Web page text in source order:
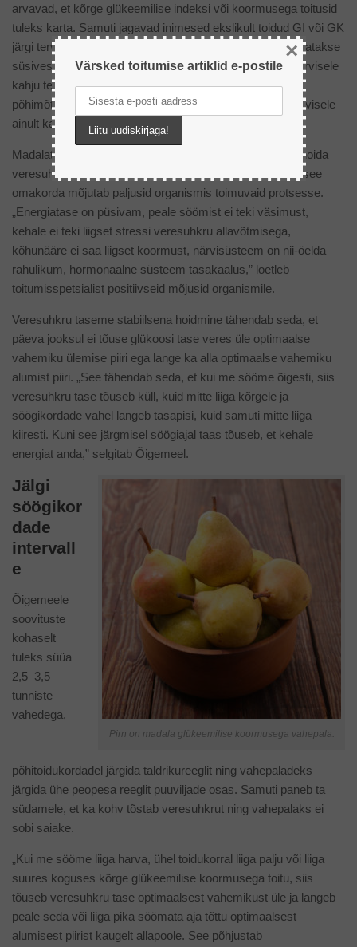
arvavad, et kõrge glükeemilise indeksi või koormusega toitusid
tuleks karta. Samuti jagavad inimesed ekslikult toidud GI või GK
järgi tervislikeks ja kahjulikeks ning sellest tulenevalt hakatakse
süsivesikuid täielikult vältima. See omakorda võib aga tervisele
kahju tekitada ning ei kuulu tasakaalustatud toitumise
põhimõtete hulka. Süsivesikute teadlikul tarbimisel on tervisele
ainult kasulik mõju.
Madalat glükeemilist koormust arvestav toitumine aitab hoida
veresuhkru taseme stabiilsena kogu päeva jooksul ning see
omakorda mõjutab paljusid organismis toimuvaid protsesse.
„Energiatase on püsivam, peale söömist ei teki väsimust,
kehale ei teki liigset stressi veresuhkru allavõtmisega,
kõhunääre ei saa liigset koormust, närvisüsteem on nii-öelda
rahulikum, hormonaalne süsteem tasakaalus,” loetleb
toitumisspetsialist positiivseid mõjusid organismile.
Veresuhkru taseme stabiilsena hoidmine tähendab seda, et
päeva jooksul ei tõuse glükoosi tase veres üle optimaalse
vahemiku ülemise piiri ega lange ka alla optimaalse vahemiku
alumist piiri. „See tähendab seda, et kui me sööme õigesti, siis
veresuhkru tase tõuseb küll, kuid mitte liiga kõrgele ja
söögikordade vahel langeb tasapisi, kuid samuti mitte liiga
kiiresti. Kuni see järgmisel söögiajal taas tõuseb, et kehale
energiat anda,” selgitab Õigemeel.
Pirn on madala glükeemilise koormusega vahepala.
Jälgi
söögikor
dade
intervall
e
Õigemeele
soovituste
kohaselt
tuleks süüa
2,5–3,5
tunniste
vahedega,
põhitoidukordadel järgida taldrikureeglit ning vahepaladeks
järgida ühe peopesa reeglit puuviljade osas. Samuti paneb ta
südamele, et ka kohv tõstab veresuhkrut ning vahepalaks ei
sobi saiake.
„Kui me sööme liiga harva, ühel toidukorral liiga palju või liiga
suures koguses kõrge glükeemilise koormusega toitu, siis
tõuseb veresuhkru tase optimaalsest vahemikust üle ja langeb
peale seda või liiga pika söömata aja tõttu optimaalsest
alumisest piirist kaugelt allapoole. See põhjustab
Värsked toitumise artiklid e-postile
×